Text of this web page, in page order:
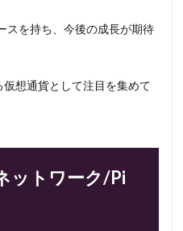
スを持ち、今後の成長が期待
想通貨として注目を集めて
ットワーク/Pi